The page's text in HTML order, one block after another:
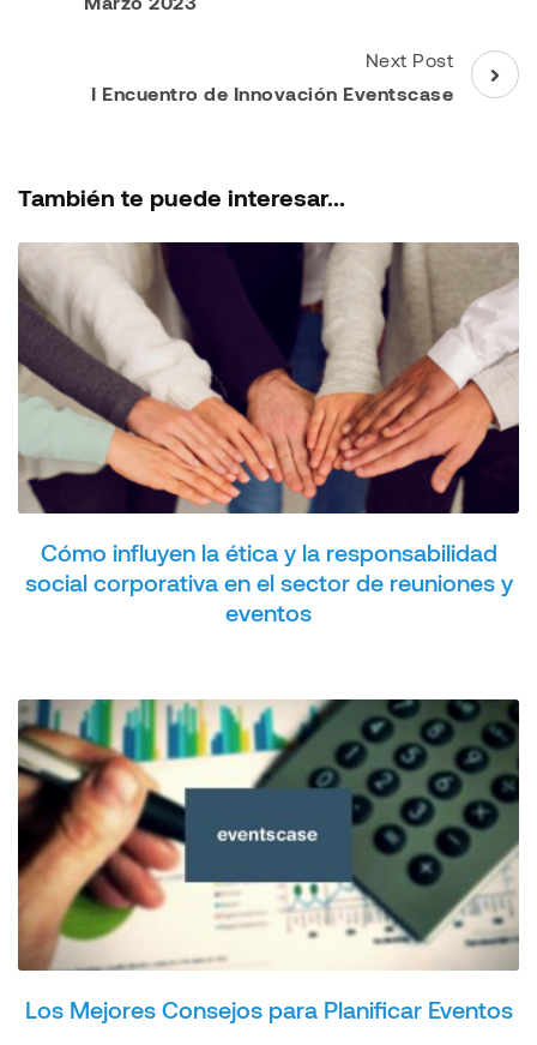
Next Post
I Encuentro de Innovación Eventscase
También te puede interesar...
Cómo influyen la ética y la responsabilidad
social corporativa en el sector de reuniones y
eventos
Los Mejores Consejos para Planificar Eventos